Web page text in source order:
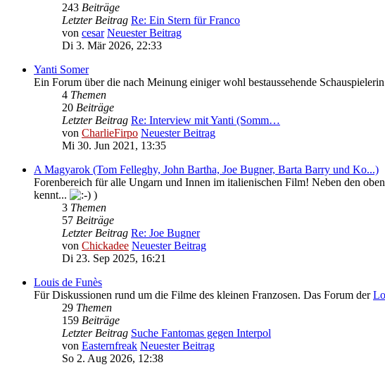
243 Beiträge
Letzter Beitrag Re: Ein Stern für Franco
von cesar Neuester Beitrag
Di 3. Mär 2026, 22:33
Yanti Somer
Ein Forum über die nach Meinung einiger wohl bestaussehende
4 Themen
20 Beiträge
Letzter Beitrag Re: Interview mit Yanti (Somm…
von CharlieFirpo Neuester Beitrag
Mi 30. Jun 2021, 13:35
A Magyarok (Tom Felleghy, John Bartha, Joe Bugner, Barta Barry und Ko...)
Forenbereich für alle Ungarn und Innen im italienischen Film! Neben den
kennt...
)
3 Themen
57 Beiträge
Letzter Beitrag Re: Joe Bugner
von Chickadee Neuester Beitrag
Di 23. Sep 2025, 16:21
Louis de Funès
Für Diskussionen rund um die Filme des kleinen Franzosen. Das Forum der
29 Themen
159 Beiträge
Letzter Beitrag Suche Fantomas gegen Interpol
von Easternfreak Neuester Beitrag
So 2. Aug 2026, 12:38